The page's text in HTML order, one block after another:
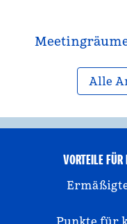
Alle
VORTEILE
Punkte für